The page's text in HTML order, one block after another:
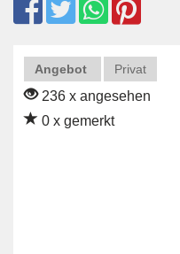
Angebot Privat
236 x angesehen
0 x gemerkt